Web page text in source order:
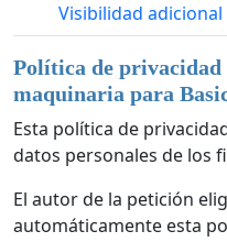
Visibilidad adicional
Política de
maquinaria para
Esta política de
datos personales de los
El autor de la petición
automáticamente esta